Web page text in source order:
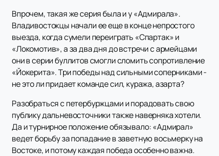
Впрочем, такая же серия была и у «Адмирала».
Владивостокцы начали ее еще в конце непростого
выезда, когда сумели переиграть «Спартак» и
«Локомотив», а за два дня до встречи с армейцами
они в серии буллитов смогли сломить сопротивление
«Йокерита». Три победы над сильными соперниками -
не это ли придает команде сил, куража, азарта?
Разобраться с петербуржцами и порадовать свою
публику дальневосточники также наверняка хотели.
Да и турнирное положение обязывало: «Адмирал»
ведет борьбу за попадание в заветную восьмерку на
Востоке, и потому каждая победа особенно важна.